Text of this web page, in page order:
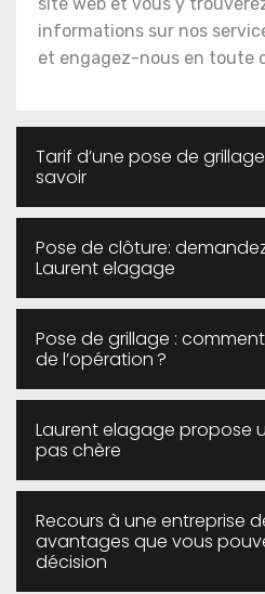
informations sur nos
et engagez-nous en toute
Tarif d’une pose de
savoir
Pose de clôture:
Laurent elagage
Pose de grillage :
de l’opération ?
Laurent elagage propose
pas chère
Recours à une entreprise
avantages que vous
décision